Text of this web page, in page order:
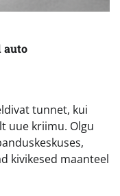
auto
tunnet, kui
uue kriimu. Olgu
kivikesed maanteel